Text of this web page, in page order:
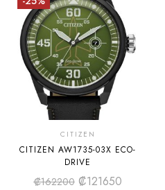
CITIZEN
CITIZEN AW1735-03X ECO-
DRIVE
₡162200 ₡121650